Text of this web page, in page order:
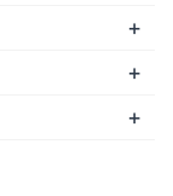
+
+
+